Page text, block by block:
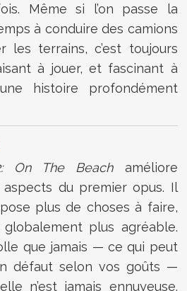
Même si l’on passe la
à conduire des camions
les terrains, c’est toujours
à jouer, et fascinant à
histoire profondément
On The Beachaméliore
du premier opus. Il
plus de choses à faire,
plus agréable.
que jamais — ce qui peut
défaut selon vos goûts —
n’est jamais ennuyeuse.